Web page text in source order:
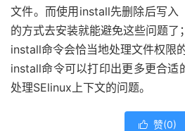
文件。而使用install先删除后写入
的方式去安装就能避免这些问题了；
install命令会恰当地处理文件权限的
install命令可以打印出更多更合
处理SElinux上下文的问题。
 赞(0)